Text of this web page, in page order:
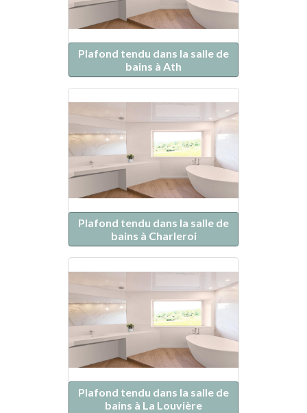
Plafond tendu dans la salle de
bains à Ath
Plafond tendu dans la salle de
bains à Charleroi
Plafond tendu dans la salle de
bains à La Louvière